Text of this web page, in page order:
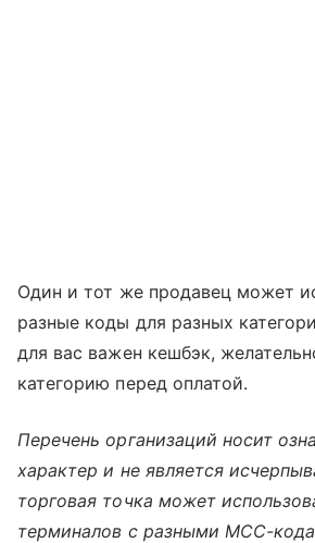
Один и тот же продавец может
разные коды для разных
для вас важен кешбэк,
категорию перед оплатой.
Перечень организаций носит
характер и не является
торговая точка может
терминалов с разными MCC-